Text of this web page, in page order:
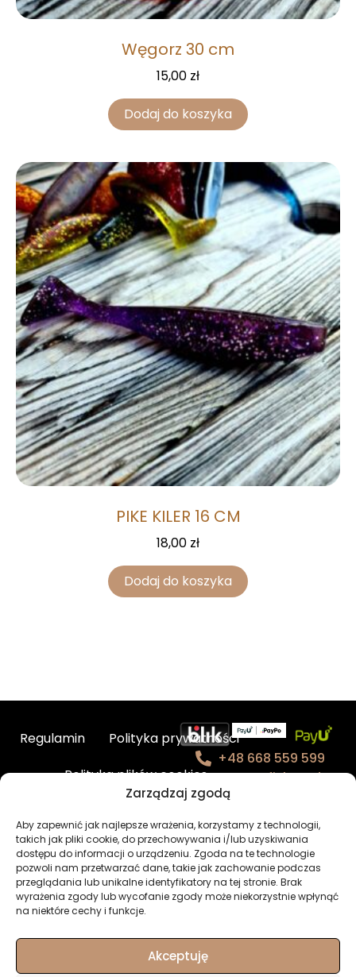
Zarządzaj zgodą
Aby zapewnić jak najlepsze wrażenia, korzystamy z technologii,
takich jak pliki cookie, do przechowywania i/lub uzyskiwania
dostępu do informacji o urządzeniu. Zgoda na te technologie
pozwoli nam przetwarzać dane, takie jak zachowanie podczas
przeglądania lub unikalne identyfikatory na tej stronie. Brak
wyrażenia zgody lub wycofanie zgody może niekorzystnie wpłynąć
na niektóre cechy i funkcje.
Akceptuję
Węgorz 30 cm
15,00 zł
Dodaj do koszyka
PIKE KILER 16 CM
18,00 zł
Dodaj do koszyka
Regulamin
Polityka prywatności
Polityka plików cookies
BHP – charakterystyka produktów
Newsletter
Moje konto
+48 668 559 599
contact@fishmade.e